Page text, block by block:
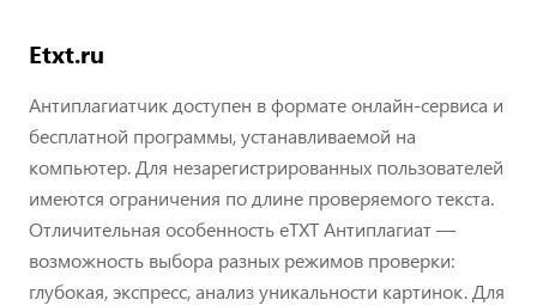
Etxt.ru
Антиплагиатчик доступен в формате онлайн-сервиса и
бесплатной программы, устанавливаемой на
компьютер. Для незарегистрированных пользователей
имеются ограничения по длине проверяемого текста.
Отличительная особенность eTXT Антиплагиат —
возможность выбора разных режимов проверки:
глубокая, экспресс, анализ уникальности картинок. Для